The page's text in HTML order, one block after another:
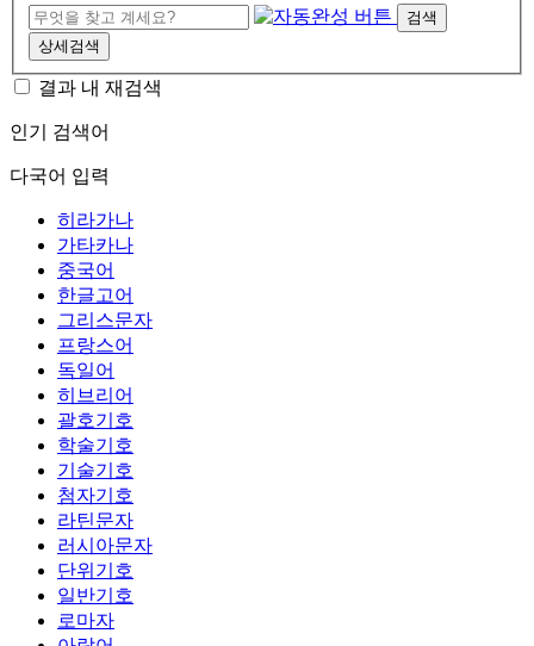
검색
상세검색
결과 내 재검색
인기 검색어
다국어 입력
히라가나
가타카나
중국어
한글고어
그리스문자
프랑스어
독일어
히브리어
괄호기호
학술기호
기술기호
첨자기호
라틴문자
러시아문자
단위기호
일반기호
로마자